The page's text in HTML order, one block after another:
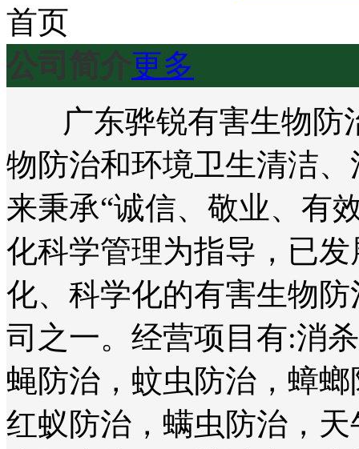
首页
公司简介更多
广东骅锐有害生物防
物防治和环境卫生清洁
来秉承“诚信、敬业、有
化科学管理为指导，已
化、科学化的有害生物
司之一。经营项目有:消
蝇防治，蚊虫防治，蟑
红蚁防治，螨虫防治，